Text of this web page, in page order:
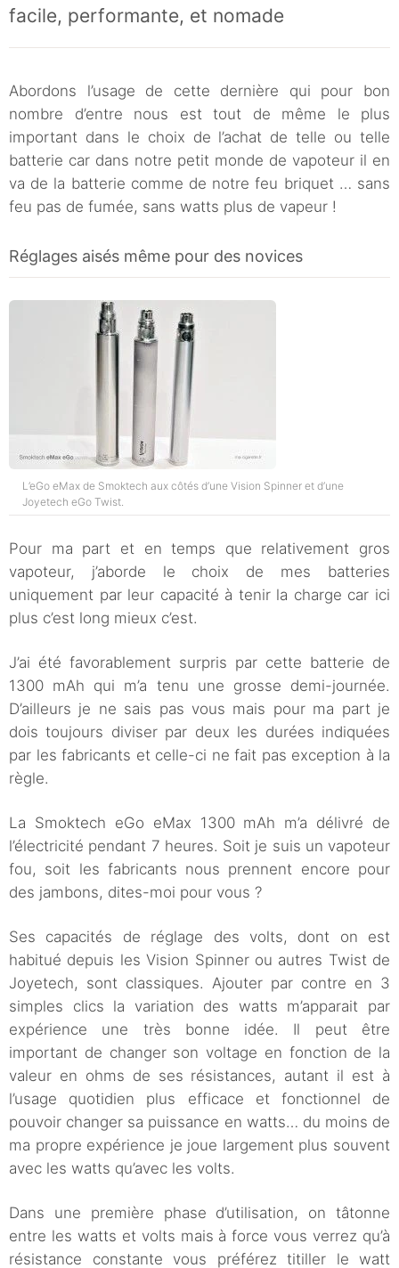
facile, performante, et nomade
Abordons l’usage de cette dernière qui pour bon
nombre d’entre nous est tout de même le plus
important dans le choix de l’achat de telle ou telle
batterie car dans notre petit monde de vapoteur il en
va de la batterie comme de notre feu briquet … sans
feu pas de fumée, sans watts plus de vapeur !
Réglages aisés même pour des novices
L’eGo eMax de Smoktech aux côtés d’une Vision Spinner et d’une
Joyetech eGo Twist.
Pour ma part et en temps que relativement gros
vapoteur, j’aborde le choix de mes batteries
uniquement par leur capacité à tenir la charge car ici
plus c’est long mieux c’est.
J’ai été favorablement surpris par cette batterie de
1300 mAh qui m’a tenu une grosse demi-journée.
D’ailleurs je ne sais pas vous mais pour ma part je
dois toujours diviser par deux les durées indiquées
par les fabricants et celle-ci ne fait pas exception à la
règle.
La Smoktech eGo eMax 1300 mAh m’a délivré de
l’électricité pendant 7 heures. Soit je suis un vapoteur
fou, soit les fabricants nous prennent encore pour
des jambons, dites-moi pour vous ?
Ses capacités de réglage des volts, dont on est
habitué depuis les Vision Spinner ou autres Twist de
Joyetech, sont classiques. Ajouter par contre en 3
simples clics la variation des watts m’apparait par
expérience une très bonne idée. Il peut être
important de changer son voltage en fonction de la
valeur en ohms de ses résistances, autant il est à
l’usage quotidien plus efficace et fonctionnel de
pouvoir changer sa puissance en watts… du moins de
ma propre expérience je joue largement plus souvent
avec les watts qu’avec les volts.
Dans une première phase d’utilisation, on tâtonne
entre les watts et volts mais à force vous verrez qu’à
résistance constante vous préférez titiller le watt